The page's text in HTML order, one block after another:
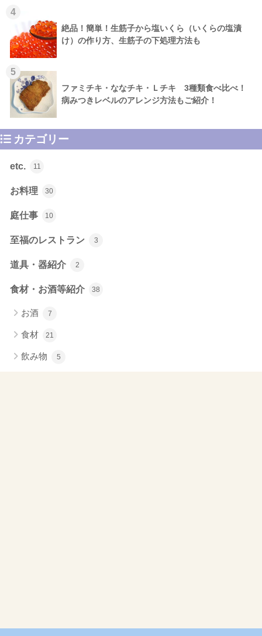
4
絶品！簡単！生筋子から塩いくら（いくらの塩漬
け）の作り方、生筋子の下処理方法も
5
ファミチキ・ななチキ・Ｌチキ 3種類食べ比べ！
病みつきレベルのアレンジ方法もご紹介！
カテゴリー
etc. 11
お料理 30
庭仕事 10
至福のレストラン 3
道具・器紹介 2
食材・お酒等紹介 38
お酒 7
食材 21
飲み物 5